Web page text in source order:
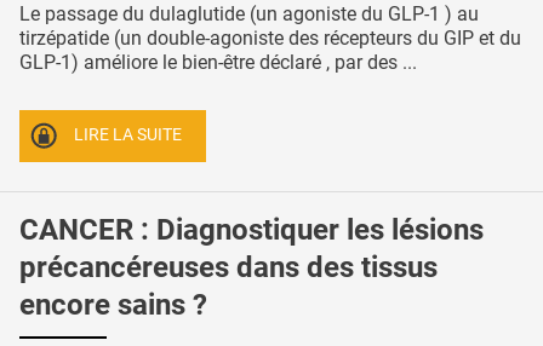
Le passage du dulaglutide (un agoniste du GLP-1 ) au
tirzépatide (un double-agoniste des récepteurs du GIP et du
GLP-1) améliore le bien-être déclaré , par des ...
LIRE LA SUITE
CANCER : Diagnostiquer les lésions
précancéreuses dans des tissus
encore sains ?